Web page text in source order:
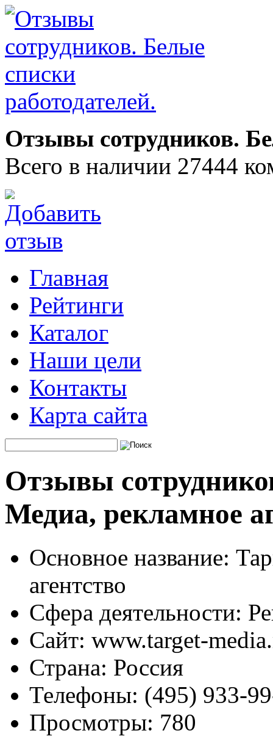
Отзывы сотрудников.
Всего в наличии 27444
Главная
Рейтинги
Каталог
Наши цели
Контакты
Карта сайта
Отзывы
Медиа, рекламное
Основное название:
агентство
Сфера деятельности:
Сайт: www.target-
Страна: Россия
Телефоны: (495) 933-
Просмотры: 780